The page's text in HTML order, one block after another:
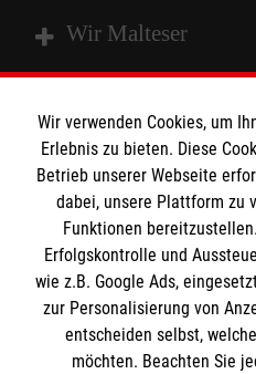
Wir Malteser
Spenden & Helfen
Angebote & Leistungen
Kursangebote
Mitarbeiten &
Wir Malteser
Informationen
Kontakt
Presse und Medien
Transparenz
Impressum
Malteser online
Malteserorden
Wir verwenden Cookies, um
Erlebnis zu bieten. Diese
Betrieb unserer Webseite
dabei, unsere Plattform zu
Funktionen
Erfolgskontrolle und
wie z.B. Google Ads,
zur Personalisierung von
entscheiden selbst,
möchten. Beachten Sie